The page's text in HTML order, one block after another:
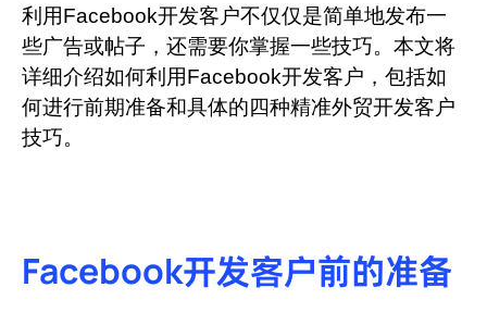
账号安全
票务管理
SEO & SERP
RPA模板
利用Facebook开发客户不仅仅是简单地发布一
些广告或帖子，还需要你掌握一些技巧。本文将
详细介绍如何利用Facebook开发客户，包括如
何进行前期准备和具体的四种精准外贸开发客户
技巧。
Facebook开发客户前的准备